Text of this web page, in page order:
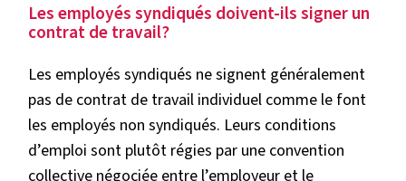
Les employés syndiqués doivent-ils signer un
contrat de travail?
Les employés syndiqués ne signent généralement
pas de contrat de travail individuel comme le font
les employés non syndiqués. Leurs conditions
d’emploi sont plutôt régies par une convention
collective négociée entre l’employeur et le